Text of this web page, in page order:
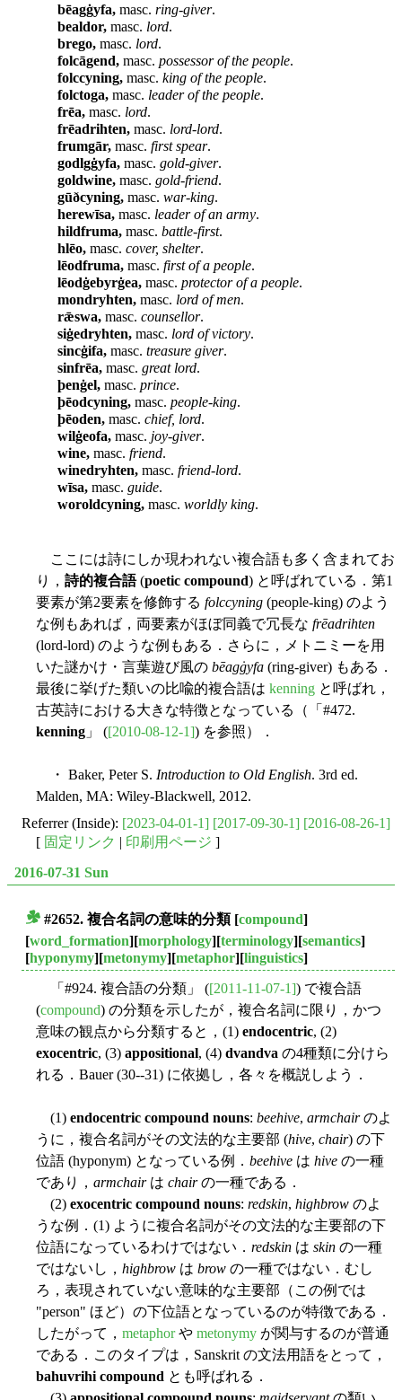
bēagġyfa, masc. ring-giver.
bealdor, masc. lord.
brego, masc. lord.
folcāgend, masc. possessor of the people.
folccyning, masc. king of the people.
folctoga, masc. leader of the people.
frēa, masc. lord.
frēadrihten, masc. lord-lord.
frumgār, masc. first spear.
godlgġyfa, masc. gold-giver.
goldwine, masc. gold-friend.
gūðcyning, masc. war-king.
herewīsa, masc. leader of an army.
hildfruma, masc. battle-first.
hlēo, masc. cover, shelter.
lēodfruma, masc. first of a people.
lēodġebyrġea, masc. protector of a people.
mondryhten, masc. lord of men.
rǣswa, masc. counsellor.
siġedryhten, masc. lord of victory.
sincġifa, masc. treasure giver.
sinfrēa, masc. great lord.
þenġel, masc. prince.
þēodcyning, masc. people-king.
þēoden, masc. chief, lord.
wilġeofa, masc. joy-giver.
wine, masc. friend.
winedryhten, masc. friend-lord.
wīsa, masc. guide.
woroldcyning, masc. worldly king.
ここには詩にしか現われない複合語も多く含まれてお
り， 詩的複合語(poetic compound) と呼ばれている．第1
要素が第2要素を修飾する folccyning (people-king) のよう
な例もあれば，両要素がほぼ同義で冗長な frēadrihten
(lord-lord) のような例もある．さらに，メトニミーを用
いた謎かけ・言葉遊び風の bēagġyfa (ring-giver) もある．
最後に挙げた類いの比喩的複合語は kenning と呼ばれ，
古英詩における大きな特徴となっている（「#472.
kenning 」 ([2010-08-12-1]) を参照）．
・ Baker, Peter S. Introduction to Old English. 3rd ed.
Malden, MA: Wiley-Blackwell, 2012.
Referrer (Inside): [2023-04-01-1] [2017-09-30-1] [2016-08-26-1]
[ 固定リンク | 印刷用ページ ]
2016-07-31 Sun
#2652. 複合名詞の意味的分類[compound]
[word_formation][morphology][terminology][semantics]
[hyponymy][metonymy][metaphor][linguistics]
「#924. 複合語の分類」 ([2011-11-07-1]) で複合語
(compound) の分類を示したが，複合名詞に限り，かつ
意味の観点から分類すると，(1) endocentric, (2)
exocentric, (3) appositional, (4) dvandva の4種類に分けら
れる．Bauer (30--31) に依拠し，各々を概説しよう．
(1) endocentric compound nouns: beehive, armchairのよ
うに，複合名詞がその文法的な主要部 (hive, chair) の下
位語 (hyponym) となっている例． beehive は hive の一種
であり， armchairは chairの一種である．
(2) exocentric compound nouns: redskin, highbrow のよ
うな例．(1) ように複合名詞がその文法的な主要部の下
位語になっているわけではない． redskin は skin の一種
ではないし， highbrow は brow の一種ではない．むし
ろ，表現されていない意味的な主要部（この例では
"person" ほど）の下位語となっているのが特徴である．
したがって， metaphorや metonymy が関与するのが普通
である．このタイプは，Sanskrit の文法用語をとって，
bahuvrihi compound とも呼ばれる．